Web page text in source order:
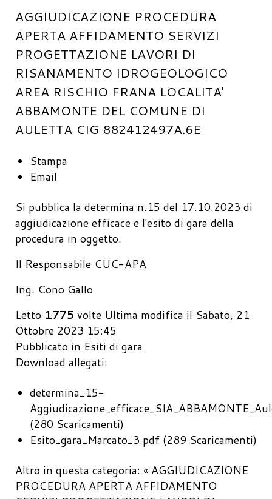
AGGIUDICAZIONE PROCEDURA
APERTA AFFIDAMENTO SERVIZI
PROGETTAZIONE LAVORI DI
RISANAMENTO IDROGEOLOGICO
AREA RISCHIO FRANA LOCALITA'
ABBAMONTE DEL COMUNE DI
AULETTA CIG 882412497A.6E
Stampa
Email
Si pubblica la determina n.15 del 17.10.2023 di
aggiudicazione efficace e l'esito di gara della
procedura in oggetto.
Il Responsabile CUC-APA
Ing. Cono Gallo
Letto 1775 volte Ultima modifica il Sabato, 21
Ottobre 2023 15:45
Pubblicato in Esiti di gara
Download allegati:
determina_15-
(280 Scaricamenti)
Esito_gara_Marcato_3.pdf (289 Scaricamenti)
Altro in questa categoria: « AGGIUDICAZIONE
PROCEDURA APERTA AFFIDAMENTO